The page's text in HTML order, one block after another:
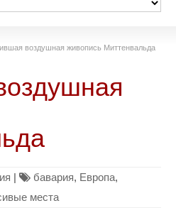
воздушная живопись Миттенвальда
| бавария, Европа,
места